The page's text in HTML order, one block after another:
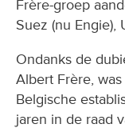
Frère-groep
Suez (nu Engie),
Ondanks de
Albert Frère,
Belgische
jaren in de raad